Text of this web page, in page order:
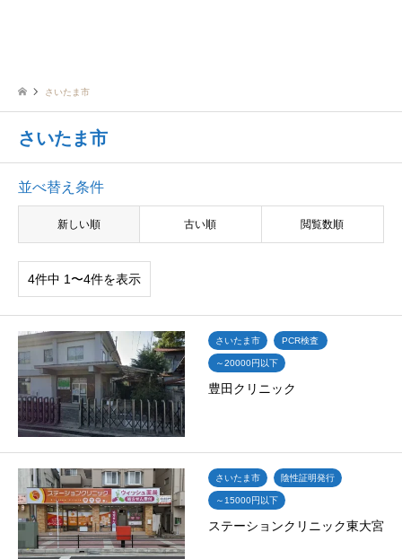
さいたま市
さいたま市
並べ替え条件
新しい順 古い順 閲覧数順
4件中 1〜4件を表示
さいたま市 PCR検査
～20000円以下
豊田クリニック
さいたま市 陰性証明発行
～15000円以下
ステーションクリニック東大宮